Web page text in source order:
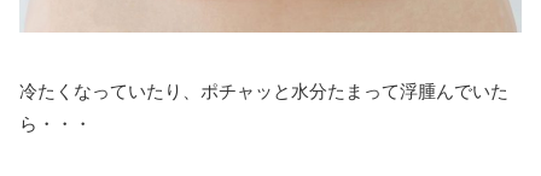
冷たくなっていたり、ポチャッと水分たまって浮腫んでいた
ら・・・